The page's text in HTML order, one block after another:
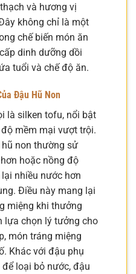
và hương vị
không chỉ là một
chế biến món ăn
dinh dưỡng dồi
tuổi và chế độ ăn.
Đậu Hũ Non
là silken tofu, nổi bật
mềm mại vượt trội.
non thường sử
hoặc nồng độ
nhiều nước hơn
Điều này mang lại
miệng khi thưởng
lựa chọn lý tưởng cho
món tráng miệng
Khác với đậu phụ
loại bỏ nước, đậu